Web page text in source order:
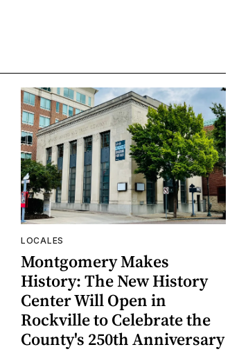
LOCALES
Montgomery Makes
History: The New History
Center Will Open in
Rockville to Celebrate the
County's 250th Anniversary